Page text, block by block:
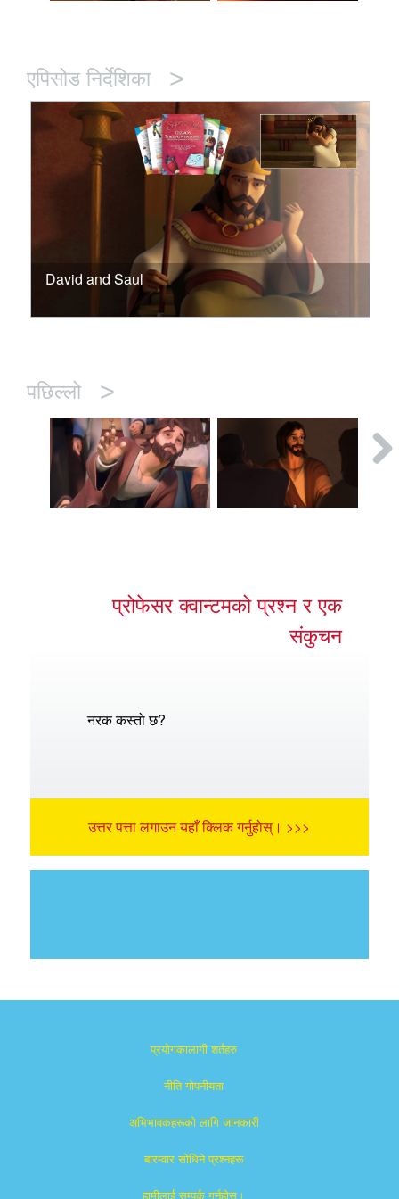
एपिसोड निर्देशिका >
David and Saul
पछिल्लो >
प्रोफेसर क्वान्टमको प्रश्न र एक
संकुचन
नरक कस्तो छ?
उत्तर पत्ता लगाउन यहाँ क्लिक गर्नुहोस्। >>>
प्रयोगकालागी शर्तहरु
नीति गोपनीयता
अभिभावकहरूको लागि जानकारी
बारम्वार साेधिने प्रश्नहरू
हामीलाई सम्पर्क गर्नुहोस्।